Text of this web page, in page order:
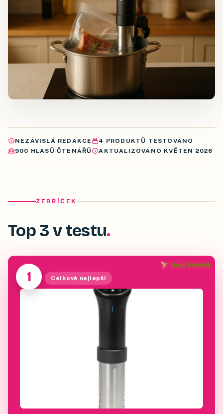
NEZÁVISLÁ REDAKCE 4 PRODUKTŮ TESTOVÁNO
900 HLASŮ ČTENÁŘŮ AKTUALIZOVÁNO KVĚTEN 2026
ŽEBŘÍČEK
Top 3 v testu
1
Zlatý Kolibřík
Celkově nejlepší